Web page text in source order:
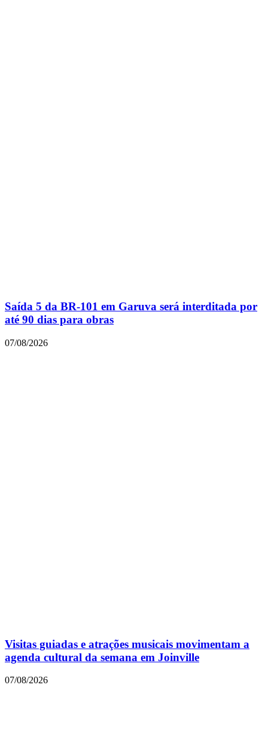
Saída 5 da BR-101 em Garuva será interditada por
até 90 dias para obras
07/08/2026
Visitas guiadas e atrações musicais movimentam a
agenda cultural da semana em Joinville
07/08/2026